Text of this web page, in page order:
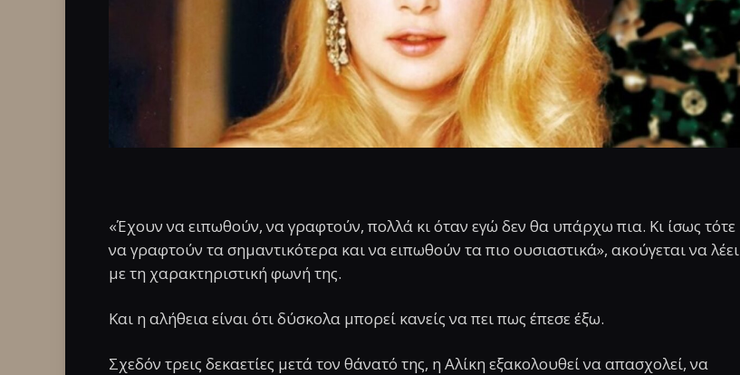
«Έχουν να ειπωθούν, να γραφτούν, πολλά κι όταν εγώ δεν θα υπάρχω πια. Κι ίσως τότε
να γραφτούν τα σημαντικότερα και να ειπωθούν τα πιο ουσιαστικά», ακούγεται να λέει
με τη χαρακτηριστική φωνή της.
Και η αλήθεια είναι ότι δύσκολα μπορεί κανείς να πει πως έπεσε έξω.
Σχεδόν τρεις δεκαετίες μετά τον θάνατό της, η Αλίκη εξακολουθεί να απασχολεί, να